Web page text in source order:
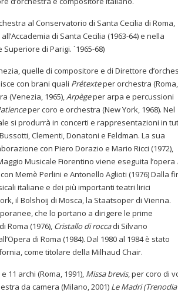
al Conservatorio di Santa Cecilia di Roma,
di Santa Cecilia (1963-64) e nella
di Parigi. ´1965-68)
quelle di compositore e di Direttore
con brani quali Prétexteper orchestra (Roma,
(Venezia, 1965),Arpègeper arpa e percussioni
per coro e orchestra (New York, 1968). Nel
si produrrà in concerti e rappresentazioni in
Clementi, Donatoni e Feldman. La sua
con Piero Dorazio e Mario Ricci (1972),
Musicale Fiorentino viene eseguita l’opera
Memè Perlini e Antonello Aglioti (1976) Dalla
italiane e dei più importanti teatri lirici
il Bolshoij di Mosca, la Staatsoper di Vienna.
che lo portano a dirigere le prime
Roma (1976), Cristallo di roccadi Silvano
di Roma (1984). Dal 1980 al 1984 è stato
come titolare della Milhaud Chair.
11 archi (Roma, 1991), Missa brevis, per coro di
da camera (Milano, 2001) Le Madri